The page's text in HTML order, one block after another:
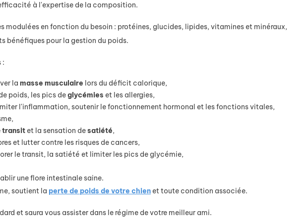
à l'expertise de la composition.
modulées en fonction du besoin : protéines, glucides, lipides, vitamines et minéraux,
bénéfiques pour la gestion du poids.
:
la masse musculaire lors du déficit calorique,
poids, les pics deglycémies et les allergies,
l'inflammation, soutenir le fonctionnement hormonal et les fonctions vitales,
transit et la sensation desatiété,
et lutter contre les risques de cancers,
le transit, la satiété et limiter les pics de glycémie,
une flore intestinale saine.
soutient la perte de poids de votre chien et toute condition associée.
et saura vous assister dans le régime de votre meilleur ami.